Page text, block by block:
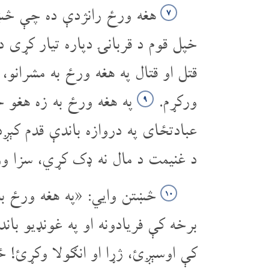
۷
هغه ورځ رانژدې ده چې
خپل قوم د قربانۍ دپاره تیار
قتل او قتال په هغه ورځ به
ورکړم.
۹
په هغه ورځ به زه
عبادتځای په دروازه باندې قدم
د غنیمت د مال نه ډک کړي، سزا
۱۰
څښتن وایي: «په هغه ورځ
برخه کې فریادونه او په غونډیو
کې اوسېږئ، ژړا او انګولا